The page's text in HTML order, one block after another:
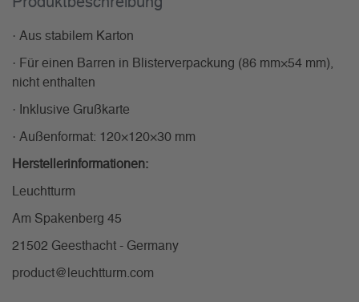
· Aus stabilem Karton
· Für einen Barren in Blisterverpackung (86 mm×54 mm),
nicht enthalten
· Inklusive Grußkarte
· Außenformat: 120×120×30 mm
Herstellerinformationen:
Leuchtturm
Am Spakenberg 45
21502 Geesthacht - Germany
product@leuchtturm.com